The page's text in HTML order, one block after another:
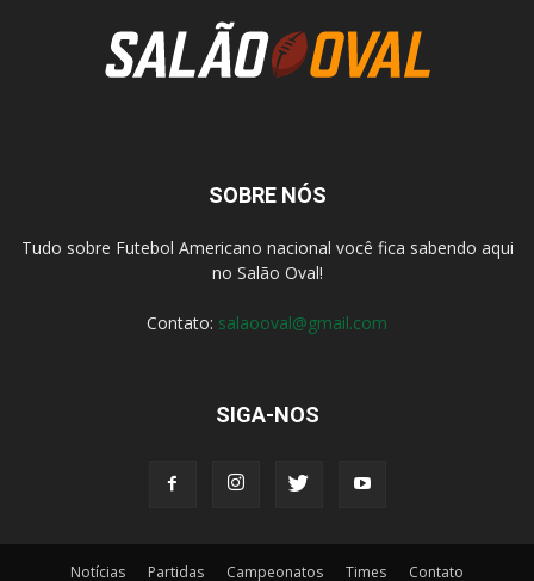
SOBRE NÓS
Tudo sobre Futebol Americano nacional você fica sabendo aqui
no Salão Oval!
Contato: salaooval@gmail.com
SIGA-NOS
Notícias Partidas Campeonatos Times Contato